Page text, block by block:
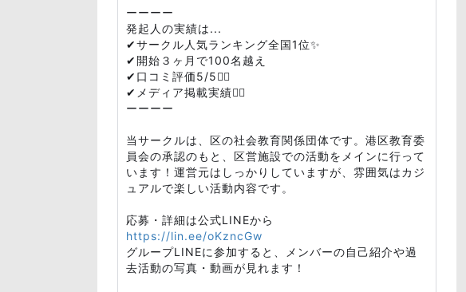
ーーーー
発起人の実績は...
✔︎サークル人気ランキング全国1位✨
✔︎開始３ヶ月で100名越え
✔︎口コミ評価5/5🏃‍♀️
✔︎メディア掲載実績🙆‍♀️
ーーーー
当サークルは、区の社会教育関係団体です。港区教育委
員会の承認のもと、区営施設での活動をメインに行って
います！運営元はしっかりしていますが、雰囲気はカジ
ュアルで楽しい活動内容です。
応募・詳細は公式LINEから
https://lin.ee/oKzncGw
グループLINEに参加すると、メンバーの自己紹介や過
去活動の写真・動画が見れます！